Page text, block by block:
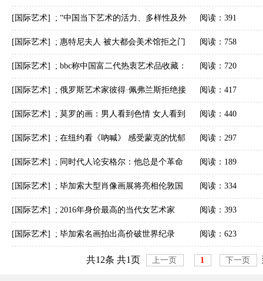
[国际艺术] ; “中国当下艺术的活力、多样性及外
交策略”——范迪安、徐冰美国演讲
阅读：391
[国际艺术] ; 惠特尼夫人 被大都会美术馆拒之门
外的收藏家
阅读：758
[国际艺术] ; bbc称中国富二代热衷艺术品收藏：
欲体现社会地位
阅读：720
[国际艺术] ; 俄罗斯艺术家彼得·佩弗兰斯拒绝接
受法院结案决定
阅读：417
[国际艺术] ; 莫罗的画：男人看到色情 女人看到
决绝
阅读：440
[国际艺术] ; 在纽约看《吶喊》 感受蒙克的忧郁
与绝望
阅读：297
[国际艺术] ; 同时代人论安格尔：他总是个革命
者
阅读：189
[国际艺术] ; 毕加索大型肖像画展将亮相伦敦国
家肖像馆
阅读：334
[国际艺术] ; 2016年身价最高的当代女艺术家 阅读：393
[国际艺术] ; 毕加索名画拍出高价破世界纪录 阅读：623
共12条 共1页 上一页 1 下一页